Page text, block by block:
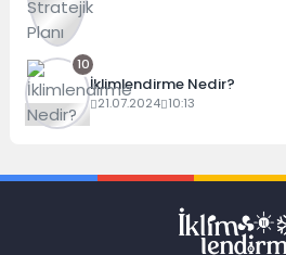
10
İklimlendirme Nedir?
21.07.2024 10:13